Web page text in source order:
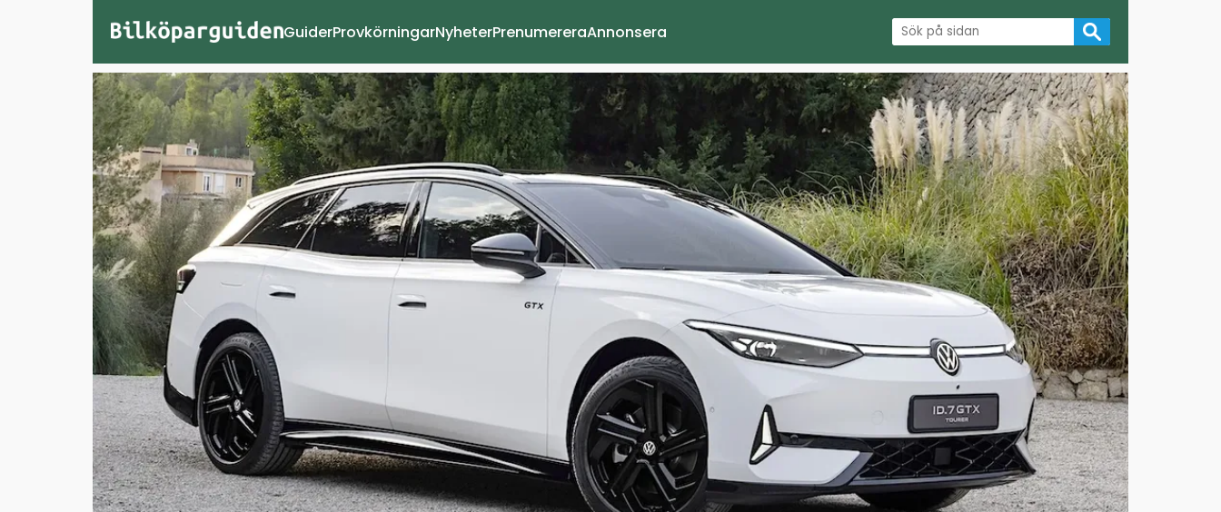
GuiderProvkörningarNyheterPrenumereraAnnonsera